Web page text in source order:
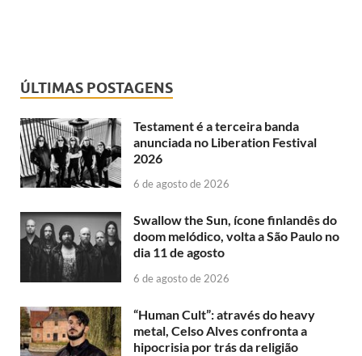
ÚLTIMAS POSTAGENS
Testament é a terceira banda
anunciada no Liberation Festival
2026
6 de agosto de 2026
Swallow the Sun, ícone finlandês do
doom melódico, volta a São Paulo no
dia 11 de agosto
6 de agosto de 2026
“Human Cult”: através do heavy
metal, Celso Alves confronta a
hipocrisia por trás da religião